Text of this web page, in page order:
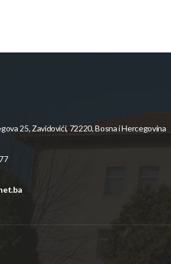
25, Zavidovići, 72220, Bosna i Hercegovina